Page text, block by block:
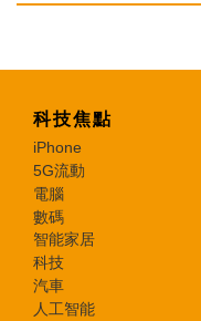
科技焦點
iPhone
5G流動
電腦
數碼
智能家居
科技
汽車
人工智能